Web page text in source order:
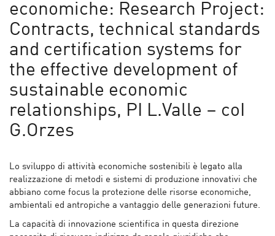
economiche: Research Project:
Contracts, technical standards
and certification systems for
the effective development of
sustainable economic
relationships, PI L.Valle – coI
G.Orzes
Lo sviluppo di attività economiche sostenibili è legato alla
realizzazione di metodi e sistemi di produzione innovativi che
abbiano come focus la protezione delle risorse economiche,
ambientali ed antropiche a vantaggio delle generazioni future.
La capacità di innovazione scientifica in questa direzione